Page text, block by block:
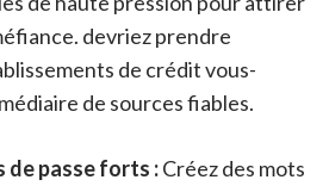
devriez prendre
de crédit vous-
de sources fiables.
de passe forts :Créez des mots